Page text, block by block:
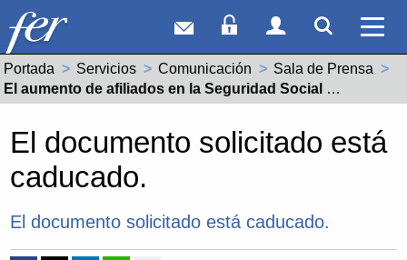
Correo webAcceso Socios
Acceso
Ver
Portada Servicios Comunicación
Sala de Prensa
Actual:
El aumento de afiliados en la Seguridad Social demuestra el dinamismo de la construcción riojana
El documento solicitado está
caducado.
El documento solicitado está caducado.